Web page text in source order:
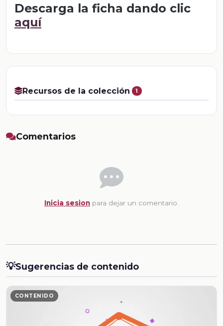
Descarga la ficha dando clic
aquí
Recursos de la colección 1
Comentarios
Inicia sesion para dejar un comentario.
💡Sugerencias de contenido
CONTENIDO